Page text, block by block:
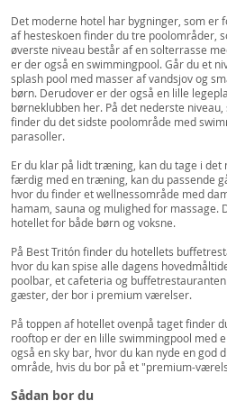
Det moderne hotel har bygninger, som er
af hesteskoen finder du tre poolområder,
øverste niveau består af en solterrasse
er der også en swimmingpool. Går du et
splash pool med masser af vandsjov og
børn. Derudover er der også en lille
børneklubben her. På det nederste
finder du det sidste poolområde med
parasoller.
Er du klar på lidt træning, kan du tage i
færdig med en træning, kan du passende
hvor du finder et wellnessområde med
hamam, sauna og mulighed for massage.
hotellet for både børn og voksne.
På Best Tritón finder du hotellets
hvor du kan spise alle dagens
poolbar, et cafeteria og buffetrestauranten
gæster, der bor i premium værelser.
På toppen af hotellet ovenpå taget finder
rooftop er der en lille swimmingpool med
også en sky bar, hvor du kan nyde en god
område, hvis du bor på et "premium-
Sådan bor du